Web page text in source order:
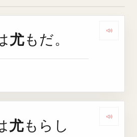
尤もだ。
尤もらし